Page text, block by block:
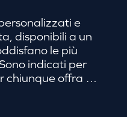
e
disponibili a un
le più
indicati per
chiunque offra un